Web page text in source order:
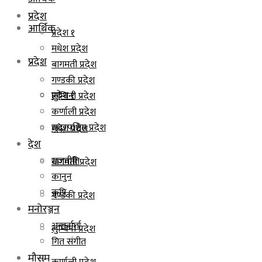
आर्थिक
प्रदेश
प्रदेश १
मधेश प्रदेश
बागमती प्रदेश
गण्डकी प्रदेश
लुम्बिनी प्रदेश
प्रदेश
प्रदेश १
मधेश प्रदेश
बागमती प्रदेश
गण्डकी प्रदेश
लुम्बिनी प्रदेश
कर्णाली प्रदेश
सुदूरपश्चिम प्रदेश
देश
राजनीति
कानुन
कृषि
मनोरञ्जन
अन्तर्वार्ता
गित संगीत
मौसम